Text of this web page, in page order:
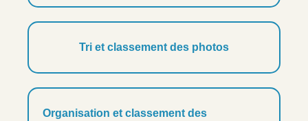
Tri et classement des photos
Organisation et classement des